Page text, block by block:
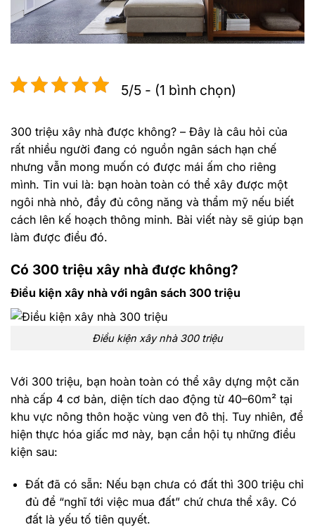
5/5 - (1 bình chọn)
300 triệu xây nhà được không? – Đây là câu hỏi của
rất nhiều người đang có nguồn ngân sách hạn chế
nhưng vẫn mong muốn có được mái ấm cho riêng
mình. Tin vui là: bạn hoàn toàn có thể xây được một
ngôi nhà nhỏ, đầy đủ công năng và thẩm mỹ nếu biết
cách lên kế hoạch thông minh. Bài viết này sẽ giúp bạn
làm được điều đó.
Có 300 triệu xây nhà được không?
Điều kiện xây nhà với ngân sách 300 triệu
Điều kiện xây nhà 300 triệu
Với 300 triệu, bạn hoàn toàn có thể xây dựng một căn
nhà cấp 4 cơ bản, diện tích dao động từ 40–60m² tại
khu vực nông thôn hoặc vùng ven đô thị. Tuy nhiên, để
hiện thực hóa giấc mơ này, bạn cần hội tụ những điều
kiện sau:
Đất đã có sẵn: Nếu bạn chưa có đất thì 300 triệu chỉ
đủ để “nghĩ tới việc mua đất” chứ chưa thể xây. Có
đất là yếu tố tiên quyết.